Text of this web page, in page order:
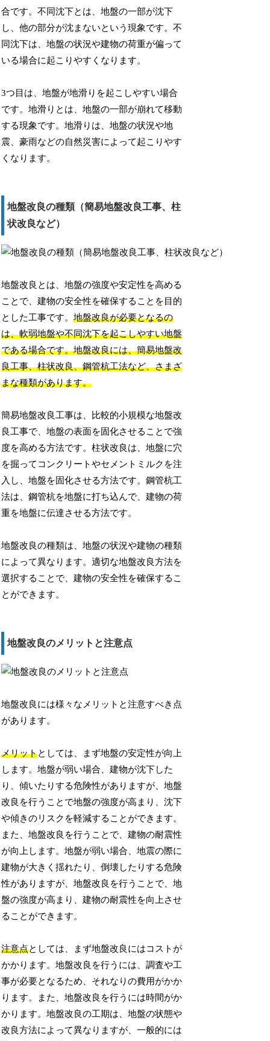
合です。不同沈下とは、地盤の一部が沈下
し、他の部分が沈まないという現象です。不
同沈下は、地盤の状況や建物の荷重が偏って
いる場合に起こりやすくなります。
3つ目は、地盤が地滑りを起こしやすい場合
です。地滑りとは、地盤の一部が崩れて移動
する現象です。地滑りは、地盤の状況や地
震、豪雨などの自然災害によって起こりやす
くなります。
地盤改良の種類（簡易地盤改良工事、柱
状改良など）
地盤改良とは、地盤の強度や安定性を高める
ことで、建物の安全性を確保することを目的
とした工事です。地盤改良が必要となるの
は、軟弱地盤や不同沈下を起こしやすい地盤
である場合です。地盤改良には、簡易地盤改
良工事、柱状改良、鋼管杭工法など、さまざ
まな種類があります。
簡易地盤改良工事は、比較的小規模な地盤改
良工事で、地盤の表面を固化させることで強
度を高める方法です。柱状改良は、地盤に穴
を掘ってコンクリートやセメントミルクを注
入し、地盤を固化させる方法です。鋼管杭工
法は、鋼管杭を地盤に打ち込んで、建物の荷
重を地盤に伝達させる方法です。
地盤改良の種類は、地盤の状況や建物の種類
によって異なります。適切な地盤改良方法を
選択することで、建物の安全性を確保するこ
とができます。
地盤改良のメリットと注意点
地盤改良には様々なメリットと注意すべき点
があります。
メリットとしては、まず地盤の安定性が向上
します。地盤が弱い場合、建物が沈下した
り、傾いたりする危険性がありますが、地盤
改良を行うことで地盤の強度が高まり、沈下
や傾きのリスクを軽減することができます。
また、地盤改良を行うことで、建物の耐震性
が向上します。地盤が弱い場合、地震の際に
建物が大きく揺れたり、倒壊したりする危険
性がありますが、地盤改良を行うことで、地
盤の強度が高まり、建物の耐震性を向上させ
ることができます。
注意点としては、まず地盤改良にはコストが
かかります。地盤改良を行うには、調査や工
事が必要となるため、それなりの費用がかか
ります。また、地盤改良を行うには時間がか
かります。地盤改良の工期は、地盤の状態や
改良方法によって異なりますが、一般的には